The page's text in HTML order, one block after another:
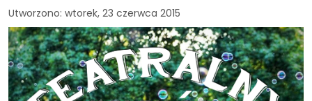
Utworzono: wtorek, 23 czerwca 2015